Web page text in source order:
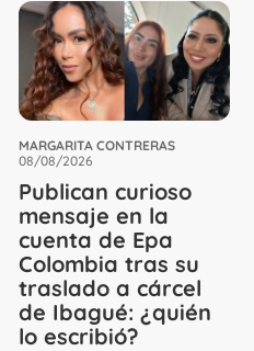
MARGARITA CONTRERAS
08/08/2026
Publican curioso
mensaje en la
cuenta de Epa
Colombia tras su
traslado a cárcel
de Ibagué: ¿quién
lo escribió?